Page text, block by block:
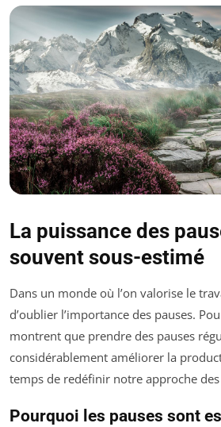
La puissance des
souvent sous-estimé
Dans un monde où l’on valorise le
d’oublier l’importance des pauses.
montrent que prendre des pauses
considérablement améliorer la
temps de redéfinir notre approche des
Pourquoi les pauses sont